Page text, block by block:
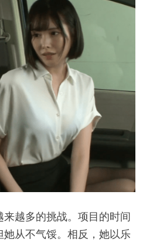
越多的挑战。项目的时间
从不气馁。相反，她以乐